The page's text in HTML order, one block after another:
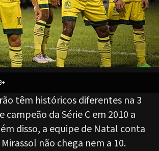
têm históricos diferentes na 3
da Série C em 2010 a
disso, a equipe de Natal conta
não chega nem a 10.